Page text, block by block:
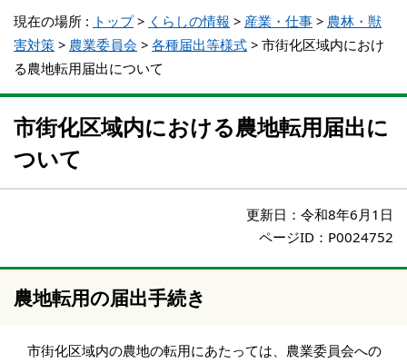
現在の場所 : トップ> くらしの情報 > 産業・仕事 > 農林・獣
害対策 > 農業委員会 > 各種届出等様式 > 市街化区域内におけ
る農地転用届出について
市街化区域内における農地転用届出に
ついて
更新日： 令和8年6月1日
ページID：P0024752
農地転用の届出手続き
市街化区域内の農地の転用にあたっては、農業委員会への